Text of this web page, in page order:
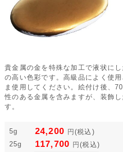
貴金属の金を特殊な加工で液状に
の高い色彩です。高級品によく使
ま使用してください。絵付け後、
性のある金属を含みますが、装飾
す。
5g 24,200 円(税込)
25g
117,700 円(税込)